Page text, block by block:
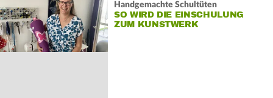
Handgemachte Schultüten
SO WIRD DIE EINSCHULUNG
ZUM KUNSTWERK